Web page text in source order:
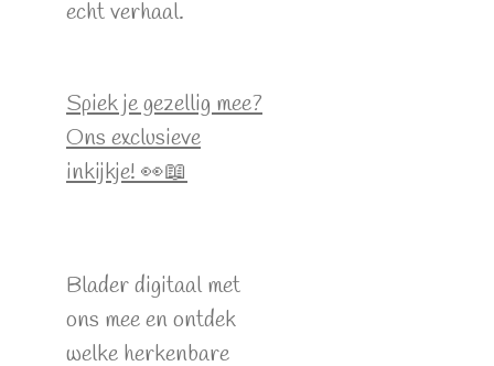
echt verhaal.
Spiek je gezellig mee?
Ons exclusieve
inkijkje! 👀📖
Blader digitaal met
ons mee en ontdek
welke herkenbare